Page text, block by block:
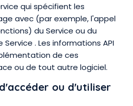
qui spécifient les
avec (par exemple, l'appel
du Service ou du
Service . Les informations API
de ces
ou de tout autre logiciel.
ou d'utiliser